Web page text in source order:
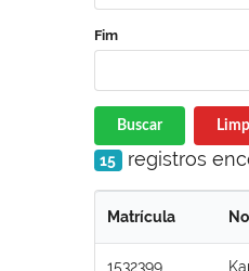
Fim
Buscar
15 registros
Matrícula
1532399